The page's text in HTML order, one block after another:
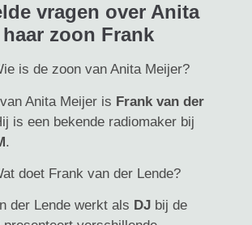
vragen over Anita
zoon Frank
is de zoon van Anita Meijer?
Anita Meijer is Frank van der
is een bekende radiomaker bij
.
doet Frank van der Lende?
der Lende werkt als DJ bij de